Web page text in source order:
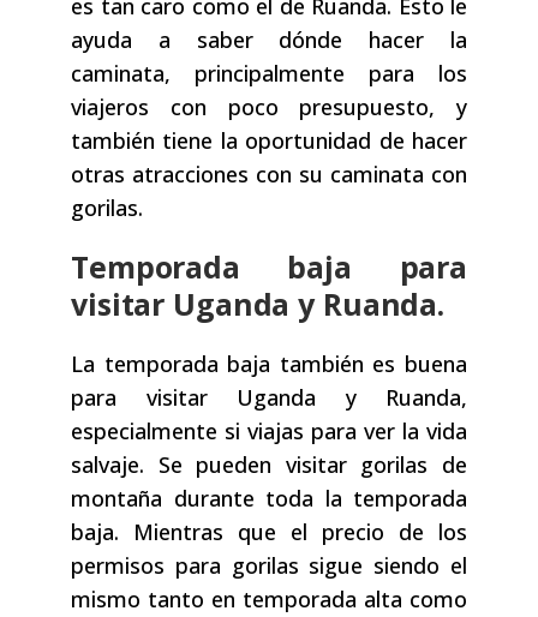
es tan caro como el de Ruanda. Esto le
ayuda a saber dónde hacer la
caminata, principalmente para los
viajeros con poco presupuesto, y
también tiene la oportunidad de hacer
otras atracciones con su caminata con
gorilas.
Temporada baja para
visitar Uganda y Ruanda.
La temporada baja también es buena
para visitar Uganda y Ruanda,
especialmente si viajas para ver la vida
salvaje. Se pueden visitar gorilas de
montaña durante toda la temporada
baja. Mientras que el precio de los
permisos para gorilas sigue siendo el
mismo tanto en temporada alta como